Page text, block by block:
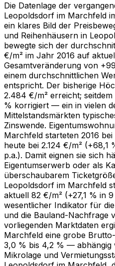
Die Datenlage der
Leopoldsdorf im Marchfeld
ein klares Bild der
und Reihenhäusern in
bewegte sich der
€/m² im Jahr 2016 auf
Gesamtveränderung von
einem durchschnittlichen
entspricht. Der bisherige
2.484 €/m² erreicht;
% korrigiert — ein in vielen
Mittelstandsmärkten
Zinswende.
Marchfeld starteten 2016
heute bei 2.124 €/m²
p.a.). Damit eignen sie sich
Eigentumserwerb oder als
überschaubarem
Leopoldsdorf im Marchfeld
aktuell 82 €/m² (+27,1 % in
wesentlicher Indikator für
und die Bauland-Nachfrage
vorliegenden Markt­daten
Marchfeld eine grobe
3,0 % bis 4,2 % — abhängig
Mikrolage und